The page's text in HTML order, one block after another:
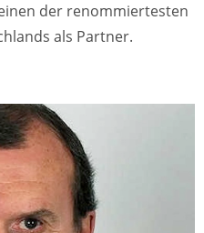
der renommiertesten
als Partner.